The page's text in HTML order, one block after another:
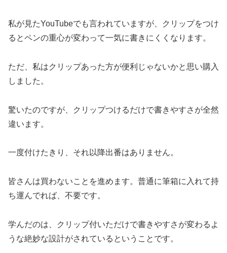
私が見たYouTubeでも言われていますが、クリップをつけ
るとペンの重心が変わって一気に書きにくくなります。
ただ、私はクリップあった方が便利じゃないかと思い購入
しました。
驚いたのですが、クリップつけるだけで書きやすさが全然
違います。
一度付けたきり、それ以降出番はありません。
皆さんは買わないことを進めます。普通に筆箱に入れて持
ち運んでれば、不要です。
学んだのは、クリップ付いただけで書きやすさが変わるよ
うな絶妙な設計がされているということです。